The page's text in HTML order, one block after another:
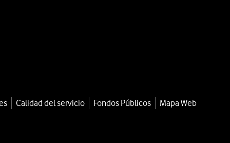
Calidad del servicio Fondos Públicos Mapa Web